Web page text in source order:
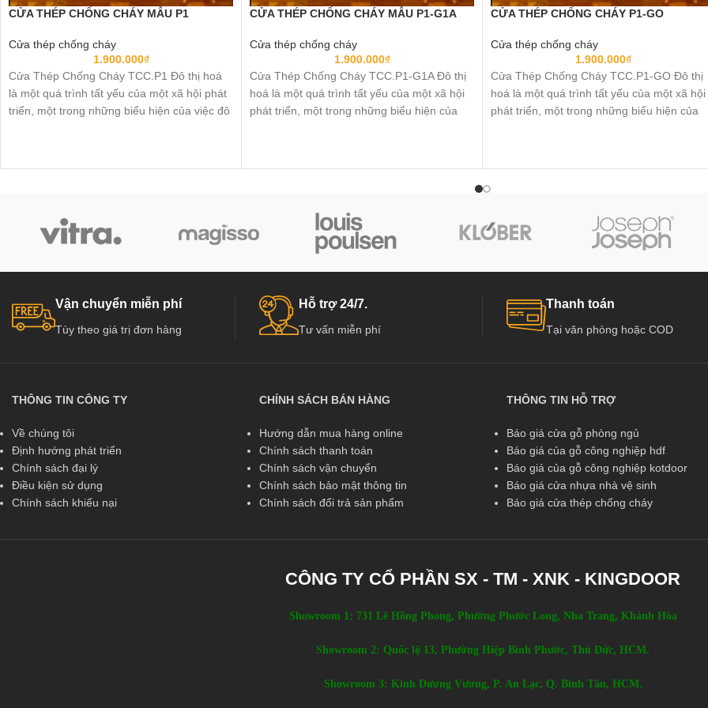
CỬA THÉP CHỐNG CHÁY MẪU P1
Cửa thép chống cháy
1.900.000₫
Cửa Thép Chống Cháy TCC.P1 Đô thị hoá
là một quá trình tất yếu của một xã hội phát
triển, một trong những biểu hiện của việc đô
“cửa ...
CỬA THÉP CHỐNG CHÁY MẪU P1-G1A
Cửa thép chống cháy
1.900.000₫
Cửa Thép Chống Cháy TCC.P1-G1A Đô thị
hoá là một quá trình tất yếu của một xã hội
phát triển, một trong những biểu hiện của
chống cháy, trong đó có Cửa Thép Chống
Cháy TCC.P1G1A “cửa ...
CỬA THÉP CHỐNG CHÁY P1-GO
Cửa thép chống cháy
1.900.000₫
Cửa Thép Chống Cháy TCC.P1-GO Đô thị
hoá là một quá trình tất yếu của một xã hội
phát triển, một trong những biểu hiện của
chống cháy, trong đó có Cửa Thép Chống
Cháy TCC.P1-GO “cửa ...
Vận chuyển miễn phí
Tùy theo giá trị đơn hàng
Hỗ trợ 24/7.
Tư vấn miễn phí
Thanh toán
Tại văn phòng hoặc COD
THÔNG TIN CÔNG TY
Về chúng tôi
Định hướng phát triển
Chính sách đại lý
Điều kiện sử dụng
Chính sách khiếu nại
CHÍNH SÁCH BÁN HÀNG
Hướng dẫn mua hàng online
Chính sách thanh toán
Chính sách vận chuyển
Chính sách bảo mật thông tin
Chính sách đổi trả sản phẩm
THÔNG TIN HỖ TRỢ
Báo giá cửa gỗ phòng ngủ
Báo giá của gỗ công nghiệp hdf
Báo giá của gỗ công nghiệp kotdoor
Báo giá cửa nhựa nhà vệ sinh
Báo giá cửa thép chống cháy
CÔNG TY CỔ PHẦN SX - TM - XNK - KINGDOOR
Showroom 1: 731 Lê Hồng Phong, Phường Phước Long, Nha Trang, Khánh Hòa
Showroom 2: Quốc lộ 13, Phường Hiệp Bình Phước, Thủ Đức, HCM.
Showroom 3: Kinh Dương Vương, P. An Lạc, Q. Bình Tân, HCM.